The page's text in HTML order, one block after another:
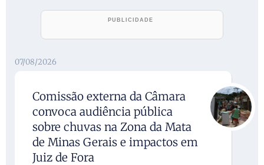
07/08/2026
Comissão externa da Câmara
convoca audiência pública
sobre chuvas na Zona da Mata
de Minas Gerais e impactos em
Juiz de Fora